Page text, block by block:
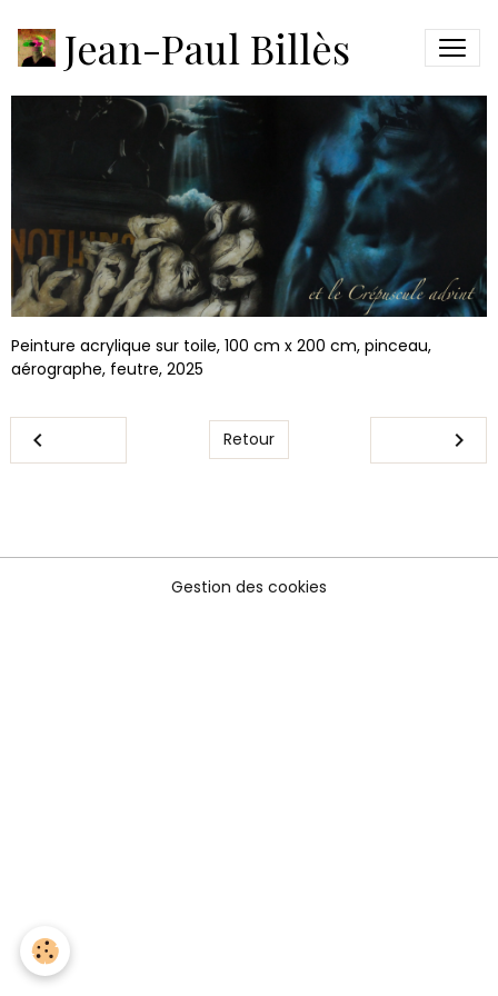
Jean-Paul Billès
et le Crépuscule advint
Peinture acrylique sur toile, 100 cm x 200 cm, pinceau,
aérographe, feutre, 2025
Retour
Gestion des cookies